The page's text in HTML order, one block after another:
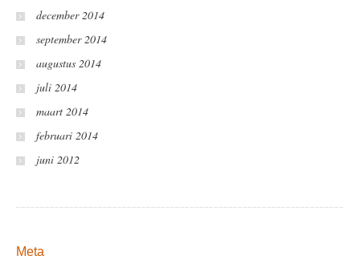
december 2014
september 2014
augustus 2014
juli 2014
maart 2014
februari 2014
juni 2012
Meta